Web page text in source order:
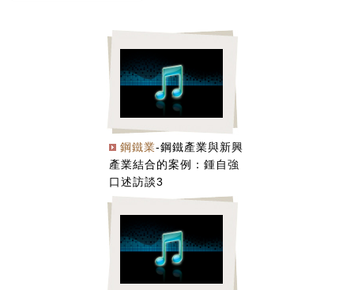
鋼鐵業-鋼鐵產業與新興
產業結合的案例：鍾自強
口述訪談3